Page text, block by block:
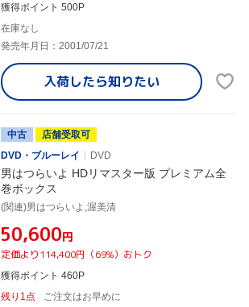
獲得ポイント 500P
在庫なし
発売年月日：2001/07/21
入荷したら知りたい
中古
店舗受取可
DVD・ブルーレイ
DVD
男はつらいよ HDリマスター版 プレミアム全
巻ボックス
(関連)男はつらいよ,渥美清
¥50,600円
定価より114,400円（69%）おトク
獲得ポイント 460P
残り1点
ご注文はお早めに